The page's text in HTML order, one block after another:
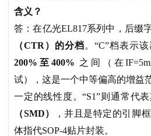
含义？
答：在亿光EL817系列中，后缀
（CTR）的分档。“C”档表示
200%至400% 之间（在
试），这是一个中等偏高的增益
一定的线性度。“S1”则通常代
（SMD）
，并且是特定的引脚
体指代SOP-4贴片封装。